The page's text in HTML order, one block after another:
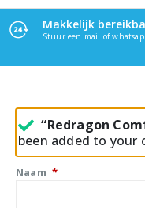
Makkelijk
Stuur een mail of
“Redragon
been added to your
Naam *